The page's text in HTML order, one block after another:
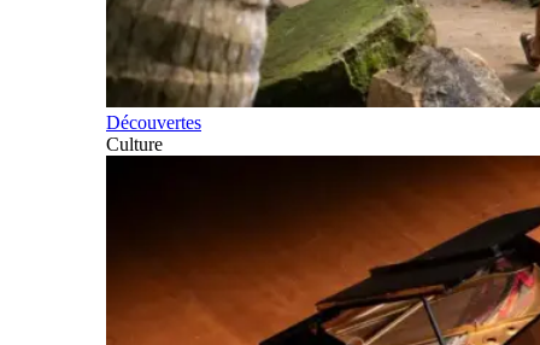
Découvertes
Culture